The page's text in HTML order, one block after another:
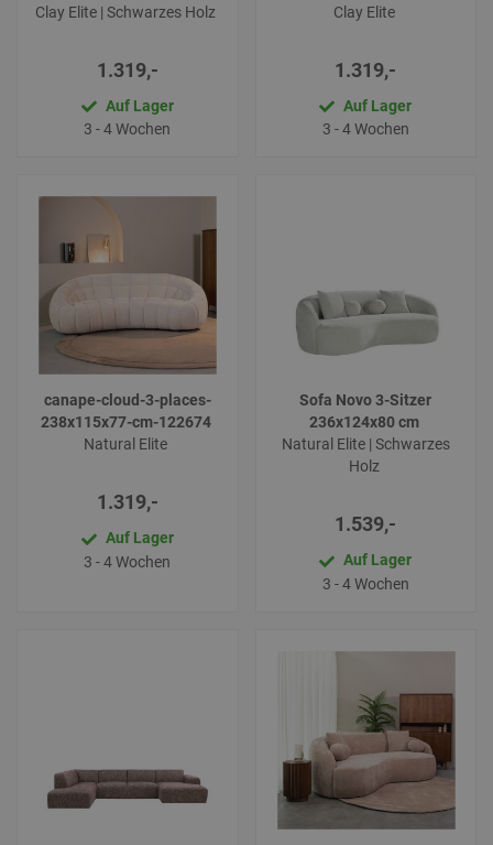
Clay Elite | Schwarzes Holz
1.319,-
Auf Lager
3 - 4 Wochen
Clay Elite
1.319,-
Auf Lager
3 - 4 Wochen
canape-cloud-3-places-
238x115x77-cm-122674
Natural Elite
1.319,-
Auf Lager
3 - 4 Wochen
Sofa Novo 3-Sitzer
236x124x80 cm
Natural Elite | Schwarzes
Holz
1.539,-
Auf Lager
3 - 4 Wochen